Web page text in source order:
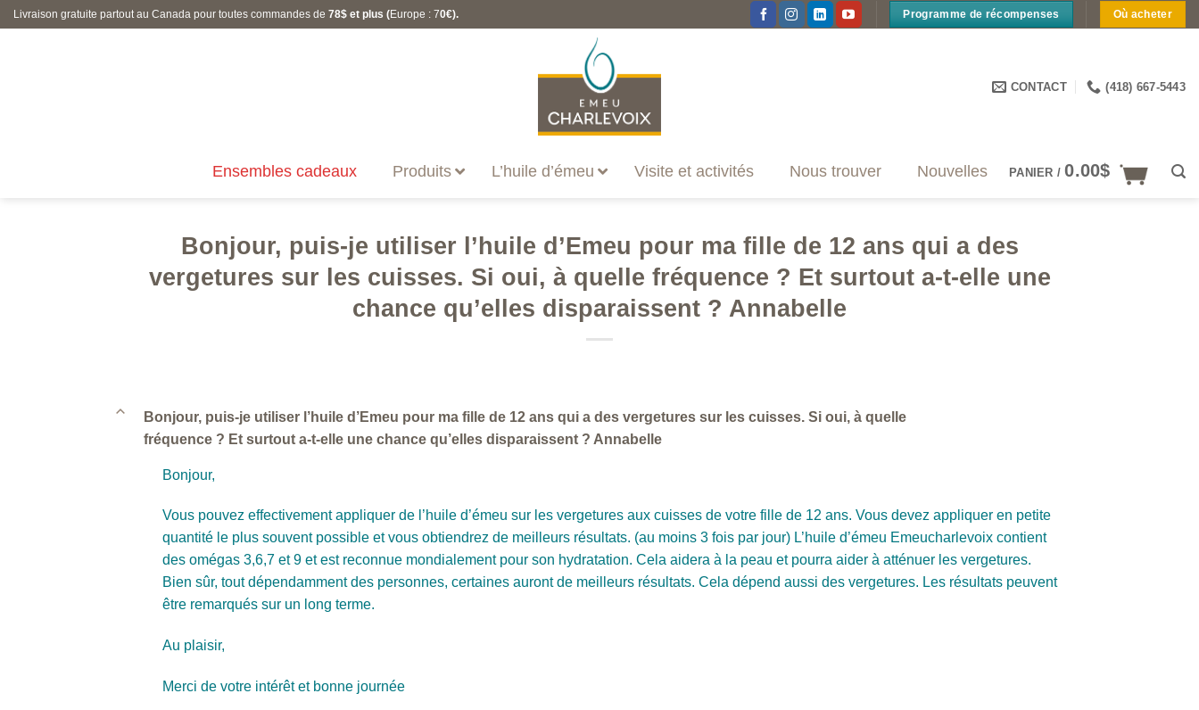
Skip
to
Livraison gratuite partout au Canada pour toutes commandes de 78$ et plus (Europe : 70€). Programme de récompenses Où acheter
CONTACT (418) 667-5443
Ensembles cadeaux Produits L’huile d’émeu Visite et activités Nous trouver Nouvelles PANIER /0.00$
Bonjour, puis-je utiliser l’huile d’Emeu pour ma fille de 12 ans qui a des
vergetures sur les cuisses. Si oui, à quelle fréquence ? Et surtout a-t-elle une
chance qu’elles disparaissent ? Annabelle
B
Bonjour, puis-je utiliser l’huile d’Emeu pour ma fille de 12 ans qui a des vergetures sur les cuisses. Si oui, à quelle
fréquence ? Et surtout a-t-elle une chance qu’elles disparaissent ? Annabelle
Bonjour,
Vous pouvez effectivement appliquer de l’huile d’émeu sur les vergetures aux cuisses de votre fille de 12 ans. Vous devez appliquer en petite
quantité le plus souvent possible et vous obtiendrez de meilleurs résultats. (au moins 3 fois par jour) L’huile d’émeu Emeucharlevoix contient
des omégas 3,6,7 et 9 et est reconnue mondialement pour son hydratation. Cela aidera à la peau et pourra aider à atténuer les vergetures.
Bien sûr, tout dépendamment des personnes, certaines auront de meilleurs résultats. Cela dépend aussi des vergetures. Les résultats peuvent
être remarqués sur un long terme.
Au plaisir,
Merci de votre intérêt et bonne journée